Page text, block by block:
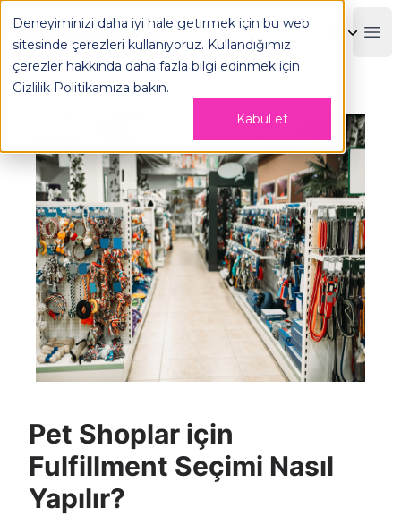
Deneyiminizi daha iyi hale getirmek için bu web
sitesinde çerezleri kullanıyoruz. Kullandığımız
çerezler hakkında daha fazla bilgi edinmek için
Gizlilik Politikamıza bakın.
Kabul et
OPLOG
Pet Shoplar için
Fulfillment Seçimi Nasıl
Yapılır?